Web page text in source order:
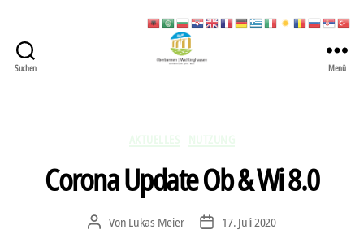
Suchen Menü
Corona Update Ob & Wi 8.0
Beitragsautor
Von Lukas Meier Veröffentlichungsdatum
17. Juli 2020